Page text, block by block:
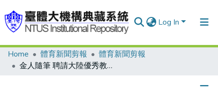
Log In
Communities & Collections
Home 體育新聞剪報
體育新聞剪報
金人隨筆 聘請大陸優秀教練來台！/區中運國女組 體操出現熠熠明星 陳雙燕三冠后